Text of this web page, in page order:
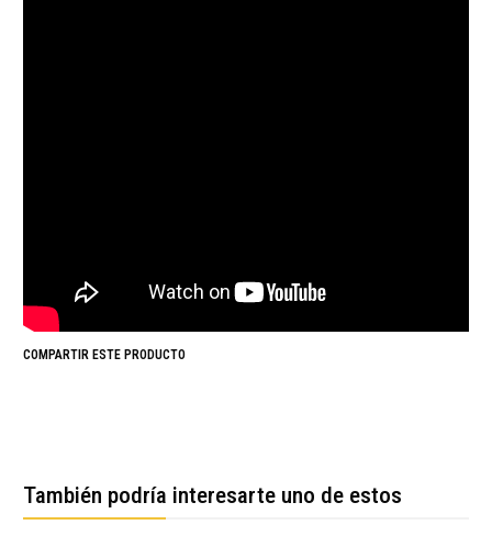
COMPARTIR ESTE PRODUCTO
También podría interesarte uno de estos